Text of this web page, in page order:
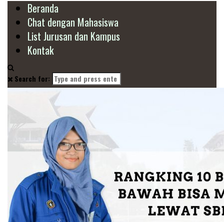
Beranda
Chat dengan Mahasiswa
List Jurusan dan Kampus
Kontak
Search for: